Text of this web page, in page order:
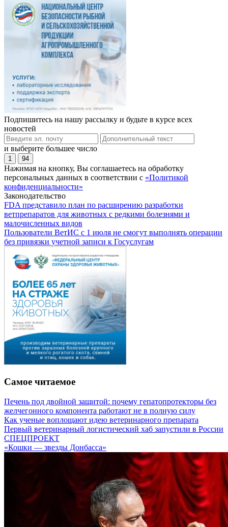
Подпишитесь на нашу рассылку и будьте в курсе всех
новостей
и выберите большее число
1 94
Нажимая на кнопку, Вы соглашаетесь на обработку
персональных данных в соответствии с «Политикой
конфиденциальности»
Законодательство
FDA представило план по расширению разработки
ветпрепаратов для животных с редкими болезнями и
малочисленных видов
Пользователи ВетИС с 1 июля не смогут выполнять операции
без привязки учетной записи к Госуслугам
Самое читаемое
Печень под двойной защитой: почему гепатопротекторы без
желчегонного компонента работают не в полную силу
Как ученые воплощают идею ветеринарного препарата
Первый ветеринарный логистический хаб запустили в России
СПЕЦПРОЕКТ
«Кошки — звезды Донбасса»